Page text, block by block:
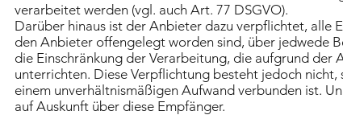
verarbeitet werden (vgl. auch Art. 77 DSGVO).
Darüber hinaus ist der Anbieter dazu verpflichtet, alle
den Anbieter offengelegt worden sind, über jedwede
die Einschränkung der Verarbeitung, die aufgrund der
unterrichten. Diese Verpflichtung besteht jedoch
einem unverhältnismäßigen Aufwand verbunden ist.
auf Auskunft über diese Empfänger.